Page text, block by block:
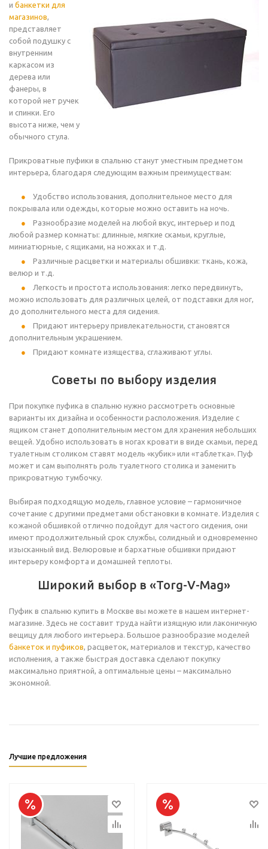
и банкетки для
магазинов,
представляет
собой подушку с
внутренним
каркасом из
дерева или
фанеры, в
которой нет ручек
и спинки. Его
высота ниже, чем у
обычного стула.
Прикроватные пуфики в спальню станут уместным предметом
интерьера, благодаря следующим важным преимуществам:
Удобство использования, дополнительное место для
покрывала или одежды, которые можно оставить на ночь.
Разнообразие моделей на любой вкус, интерьер и под
любой размер комнаты: длинные, мягкие скамьи, круглые,
миниатюрные, с ящиками, на ножках и т.д.
Различные расцветки и материалы обшивки: ткань, кожа,
велюр и т.д.
Легкость и простота использования: легко передвинуть,
можно использовать для различных целей, от подставки для ног,
до дополнительного места для сидения.
Придают интерьеру привлекательности, становятся
дополнительным украшением.
Придают комнате изящества, сглаживают углы.
Советы по выбору изделия
При покупке пуфика в спальню нужно рассмотреть основные
варианты их дизайна и особенности расположения. Изделие с
ящиком станет дополнительным местом для хранения небольших
вещей. Удобно использовать в ногах кровати в виде скамьи, перед
туалетным столиком ставят модель «кубик» или «таблетка». Пуф
может и сам выполнять роль туалетного столика и заменить
прикроватную тумбочку.
Выбирая подходящую модель, главное условие – гармоничное
сочетание с другими предметами обстановки в комнате. Изделия с
кожаной обшивкой отлично подойдут для частого сидения, они
имеют продолжительный срок службы, солидный и одновременно
изысканный вид. Велюровые и бархатные обшивки придают
интерьеру комфорта и домашней теплоты.
Широкий выбор в «Torg-V-Mag»
Пуфик в спальню купить в Москве вы можете в нашем интернет-
магазине. Здесь не составит труда найти изящную или лаконичную
вещицу для любого интерьера. Большое разнообразие моделей
банкеток и пуфиков, расцветок, материалов и текстур, качество
исполнения, а также быстрая доставка сделают покупку
максимально приятной, а оптимальные цены – максимально
экономной.
Лучшие предложения